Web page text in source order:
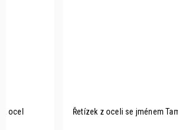
ocel Řetízek z oceli se jménem